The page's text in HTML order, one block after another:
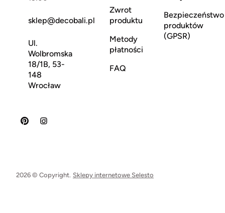
sklep@decobali.pl
Ul.
Wolbromska
18/1B, 53-
148
Wrocław
Zwrot
produktu
Metody
płatności
FAQ
Bezpieczeństwo
produktów
(GPSR)
2026 © Copyright. Sklepy internetowe Selesto